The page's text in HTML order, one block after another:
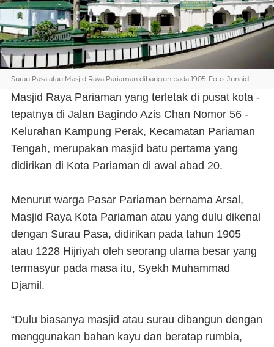
Surau Pasa atau Masjid Raya Pariaman dibangun pada 1905. Foto: Junaidi
Masjid Raya Pariaman yang terletak di pusat kota -
tepatnya di Jalan Bagindo Azis Chan Nomor 56 -
Kelurahan Kampung Perak, Kecamatan Pariaman
Tengah, merupakan masjid batu pertama yang
didirikan di Kota Pariaman di awal abad 20.
Menurut warga Pasar Pariaman bernama Arsal,
Masjid Raya Kota Pariaman atau yang dulu dikenal
dengan Surau Pasa, didirikan pada tahun 1905
atau 1228 Hijriyah oleh seorang ulama besar yang
termasyur pada masa itu, Syekh Muhammad
Djamil.
“Dulu biasanya masjid atau surau dibangun dengan
menggunakan bahan kayu dan beratap rumbia,